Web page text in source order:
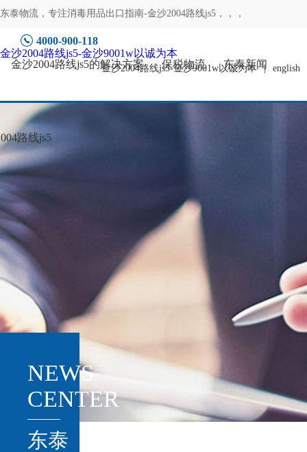
东泰物流，专注消毒用品出口指南-金沙2004路线js5 ，，，
4000-900-118
金沙2004路线js5-金沙9001w以诚为本 | english
金沙2004路线js5-金沙9001w以诚为本
金沙2004路线js5的解决方案
保税物流 东泰新闻
路线js5
NEWS
CENTER
东泰